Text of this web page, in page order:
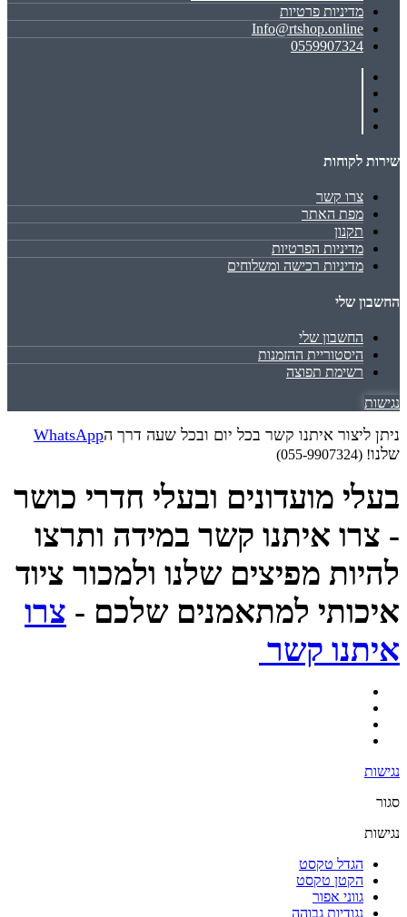
מדיניות פרטיות
Info@rtshop.online
0559907324
שירות לקוחות
צרו קשר
מפת האתר
תקנון
מדיניות הפרטיות
מדיניות רכישה ומשלוחים
החשבון שלי
החשבון שלי
היסטוריית ההזמנות
רשימת תפוצה
נגישות
ניתן ליצור איתנו קשר בכל יום ובכל שעה דרך הWhatsApp
שלנו! (055-9907324)
בעלי מועדונים ובעלי חדרי כושר
- צרו איתנו קשר במידה ותרצו
להיות מפיצים שלנו ולמכור ציוד
איכותי למתאמנים שלכם - צרו
איתנו קשר
נגישות
סגור
נגישות
הגדל טקסט
הקטן טקסט
גווני אפור
נגודיות גבוהה